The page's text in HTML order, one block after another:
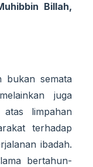
Billah,
bukan semata
juga
limpahan
terhadap
ibadah.
bertahun-